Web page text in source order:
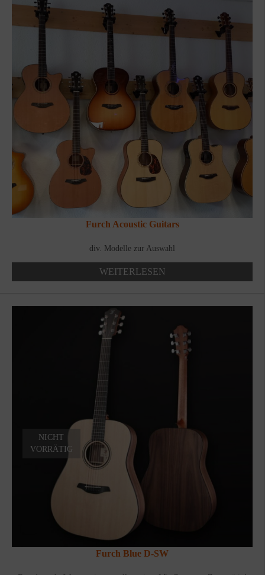
Furch Acoustic Guitars
div. Modelle zur Auswahl
WEITERLESEN
Furch Blue D-SW
NICHT
VORRÄTIG